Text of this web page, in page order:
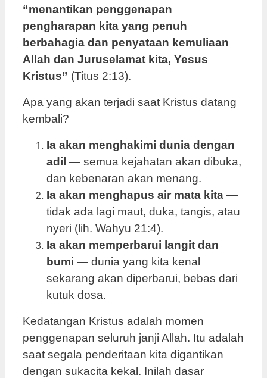
“menantikan penggenapan
pengharapan kita yang penuh
berbahagia dan penyataan kemuliaan
Allah dan Juruselamat kita, Yesus
Kristus” (Titus 2:13).
Apa yang akan terjadi saat Kristus datang
kembali?
Ia akan menghakimi dunia dengan
adil — semua kejahatan akan dibuka,
dan kebenaran akan menang.
Ia akan menghapus air mata kita —
tidak ada lagi maut, duka, tangis, atau
nyeri (lih. Wahyu 21:4).
Ia akan memperbarui langit dan
bumi — dunia yang kita kenal
sekarang akan diperbarui, bebas dari
kutuk dosa.
Kedatangan Kristus adalah momen
penggenapan seluruh janji Allah. Itu adalah
saat segala penderitaan kita digantikan
dengan sukacita kekal. Inilah dasar